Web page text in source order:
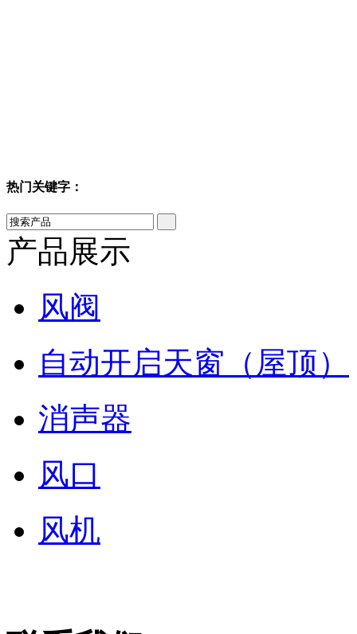
热门关键字：
产品展示
风阀
自动开启天窗（屋顶）
消声器
风口
风机